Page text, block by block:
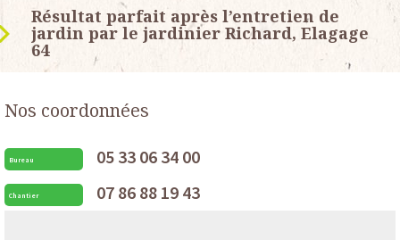
Résultat parfait après l’entretien de
jardin par le jardinier Richard, Elagage
64
Nos coordonnées
Bureau 05 33 06 34 00
Chantier 07 86 88 19 43